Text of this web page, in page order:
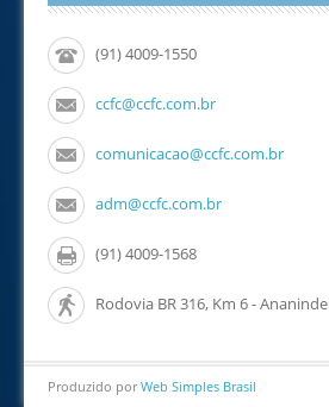
(91) 4009-1550
ccfc@ccfc.com.br
comunicacao@ccfc.com.br
adm@ccfc.com.br
(91) 4009-1568
Rodovia BR 316, Km 6 -
Produzido porWeb Simples Brasil